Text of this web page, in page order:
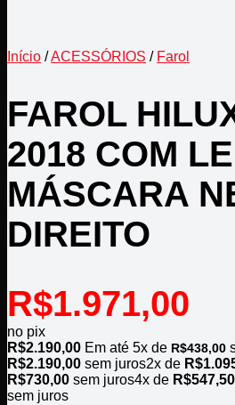
Início /ACESSÓRIOS / Farol
FAROL
2018 COM
MÁSCARA
DIREITO
R$1.971,00
no pix
R$2.190,00 Em até 5x de R$438,00
R$2.190,00 sem juros2x de R$
R$730,00 sem juros4x de R$547,50
sem juros